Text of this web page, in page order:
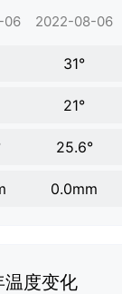
06 2022-08-06
31°
21°
25.6°
0.0mm
温度变化